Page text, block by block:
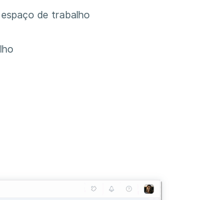
de trabalho